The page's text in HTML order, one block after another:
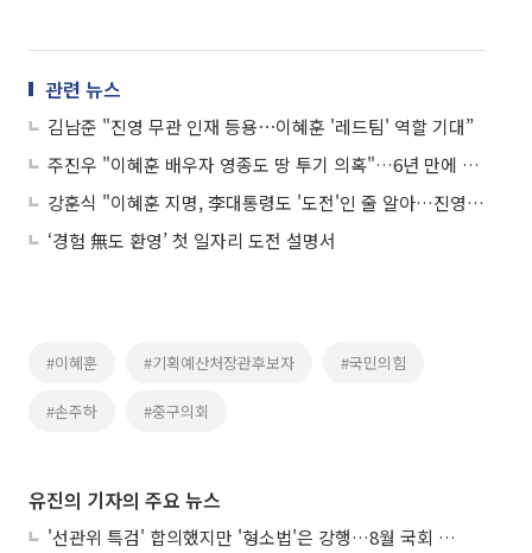
관련 뉴스
김남준 "진영 무관 인재 등용⋯이혜훈 '레드팀' 역할 기대”
주진우 "이혜훈 배우자 영종도 땅 투기 의혹"…6년 만에 3배 차익
강훈식 "이혜훈 지명, 李대통령도 '도전'인 줄 알아…진영 넘는 시도"
‘경험 無도 환영’ 첫 일자리 도전 설명서
#이혜훈 #기획예산처장관후보자 #국민의힘
#손주하 #중구의회
유진의 기자의 주요 뉴스
'선관위 특검' 합의했지만 '형소법'은 강행…8월 국회 '입법 2차전' 예고